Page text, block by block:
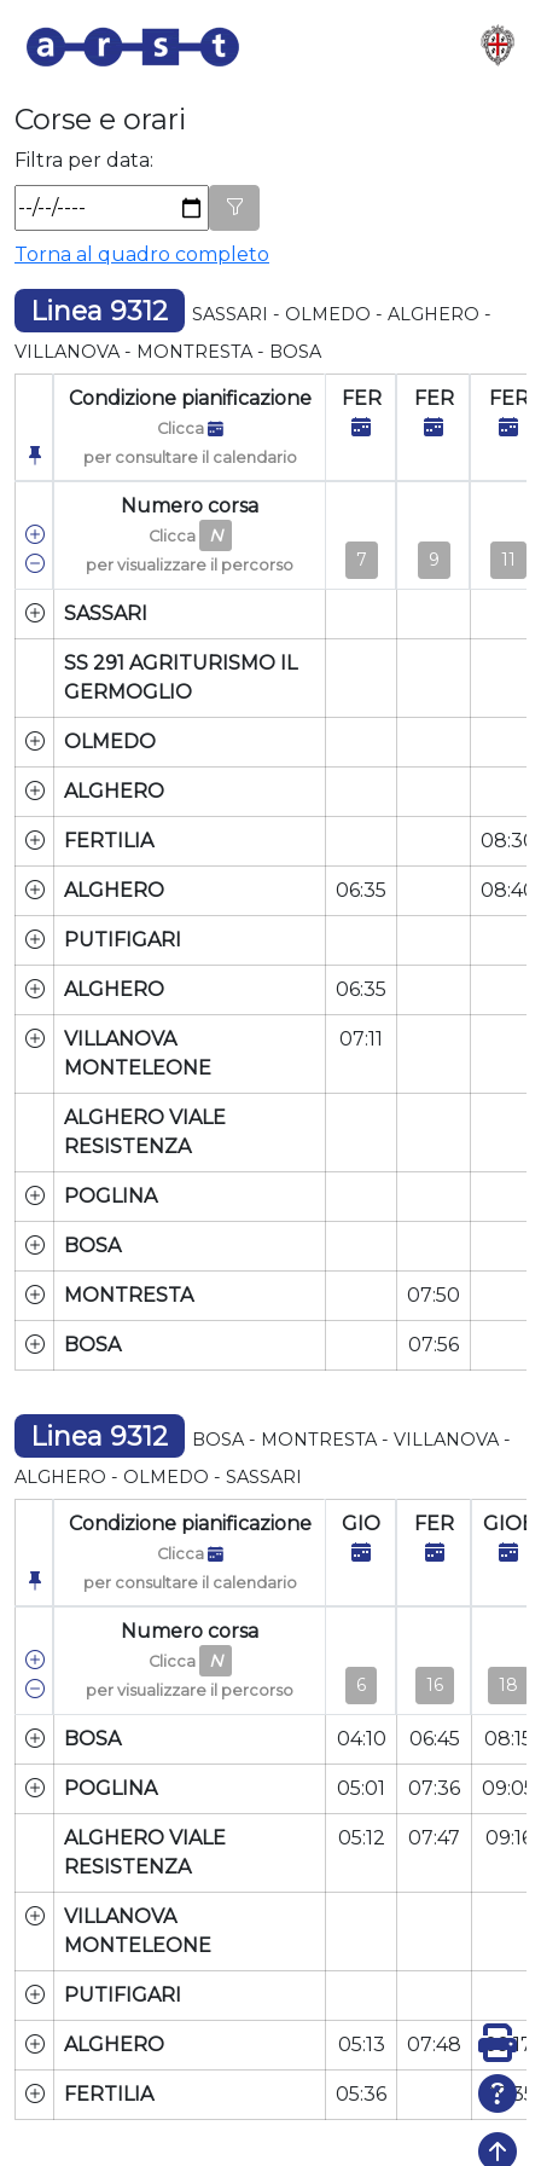
Corse e orari
Filtra per data:
Torna al quadro completo
Linea 9312
SASSARI - OLMEDO - ALGHERO -
VILLANOVA - MONTRESTA - BOSA
Condizione pianificazione
Clicca
per consultare il calendario
FER FER FER
Numero corsa
Clicca N
per visualizzare il percorso 7 9 11
SASSARI
SS 291 AGRITURISMO IL
GERMOGLIO
OLMEDO
ALGHERO
FERTILIA 08:30
ALGHERO 06:35 08:40
PUTIFIGARI
ALGHERO 06:35
VILLANOVA
MONTELEONE
07:11
ALGHERO VIALE
RESISTENZA
POGLINA
BOSA
MONTRESTA 07:50
BOSA 07:56
Linea 9312
BOSA - MONTRESTA - VILLANOVA -
ALGHERO - OLMEDO - SASSARI
Condizione pianificazione
Clicca
per consultare il calendario
GIO FER GIOE
Numero corsa
Clicca N
per visualizzare il percorso 6 16 18
BOSA 04:10 06:45 08:15
POGLINA 05:01 07:36 09:05
ALGHERO VIALE
RESISTENZA
05:12 07:47 09:16
VILLANOVA
MONTELEONE
PUTIFIGARI
ALGHERO 05:13 07:48 09:17
FERTILIA 05:36 09:35